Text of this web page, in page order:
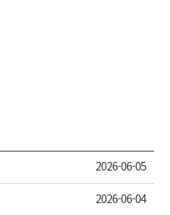
2026-06-05
2026-06-04